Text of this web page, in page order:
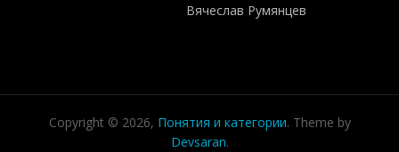
Вячеслав Румянцев
Copyright © 2026, Понятия и категории. Theme by
Devsaran.